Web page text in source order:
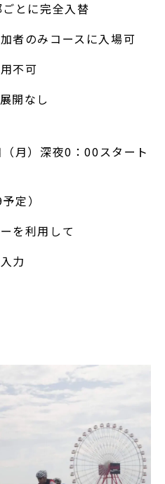
とに完全入替
者のみコースに入場可
不可
開なし
月）深夜0：00スタート
定）
を利用して
力